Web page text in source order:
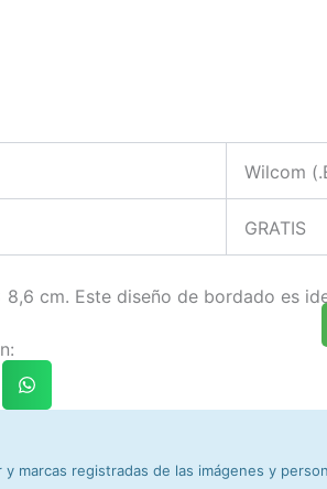
Wilcom
GRATIS
8,6 cm. Este diseño de bordado es
marcas registradas de las imágenes y